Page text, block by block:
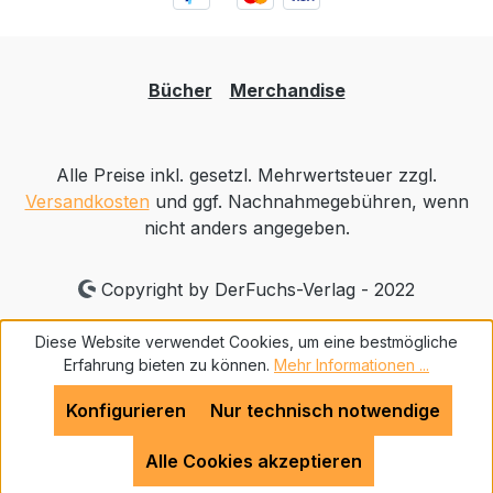
Bücher Merchandise
Alle Preise inkl. gesetzl. Mehrwertsteuer zzgl.
Versandkosten und ggf. Nachnahmegebühren, wenn
nicht anders angegeben.
Copyright by DerFuchs-Verlag - 2022
Diese Website verwendet Cookies, um eine bestmögliche
Erfahrung bieten zu können. Mehr Informationen ...
Nur technisch notwendige
Konfigurieren
Alle Cookies akzeptieren